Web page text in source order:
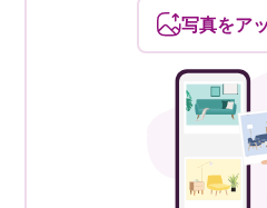
写真をア